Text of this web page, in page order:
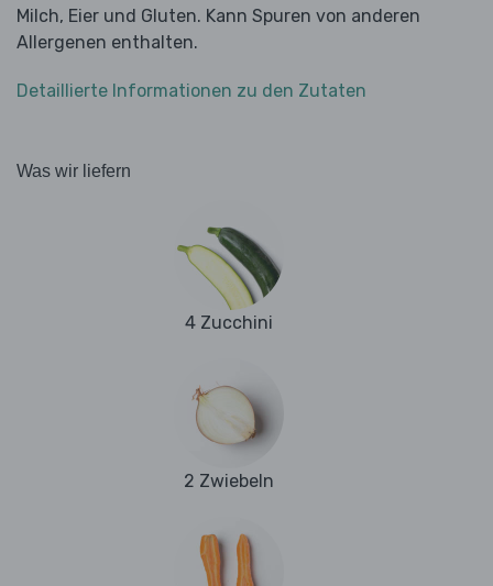
Milch, Eier und Gluten. Kann Spuren von anderen
Allergenen enthalten.
Detaillierte Informationen zu den Zutaten
Was wir liefern
4 Zucchini
2 Zwiebeln